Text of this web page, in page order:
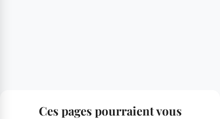
Ces pages pourraient vous